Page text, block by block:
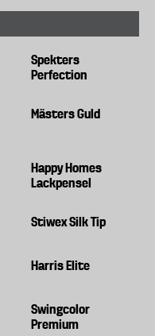
Spekters
Perfection
Mästers Guld
Happy Homes
Lackpensel
Stiwex Silk Tip
Harris Elite
Swingcolor
Premium